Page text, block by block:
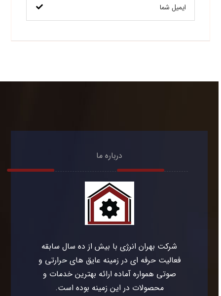
درباره ما
شرکت بهران انرژی با بیش از ده سال سابقه
فعالیت حرفه ای در زمینه عایق های حرارتی و
صوتی همواره آماده ارائه بهترین خدمات و
محصولات در این زمینه بوده است.